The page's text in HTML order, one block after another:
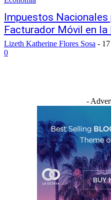
Impuestos Nacionales
Facturador Móvil en
Lizeth Katherine Flores Sosa -
0
-